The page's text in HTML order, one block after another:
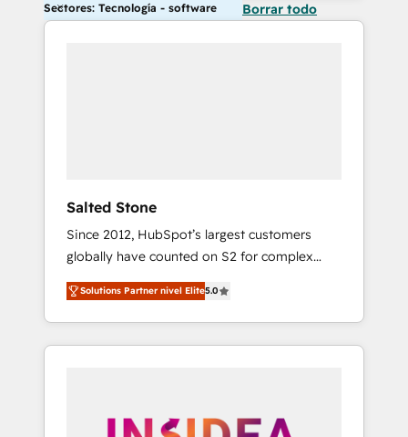
Sectores: Tecnología - software Borrar todo
Salted Stone
Since 2012, HubSpot’s largest customers
globally have counted on S2 for complex
migrations, change management, systems
integration, and creative solutions that
deliver measurable impact and transform
brand experiences As one of the few full-
globally regionalized HubSpot websites,
Solutions Partner nivel Elite5.0